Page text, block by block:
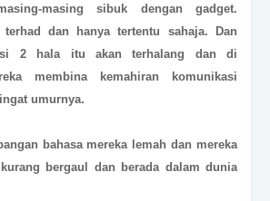
masing sibuk dengan gadget.
dan hanya tertentu sahaja. Dan
2 hala itu akan terhalang dan di
membina kemahiran komunikasi
umurnya.
bahasa mereka lemah dan mereka
bergaul dan berada dalam dunia